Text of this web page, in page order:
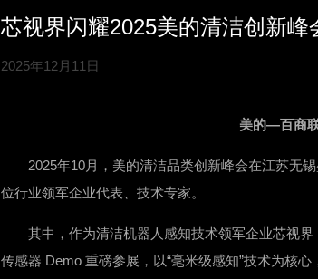
芯视界闪耀2025美的清洁创新峰
2025年12月11日
美的—百商
2025年10月，美的清洁品类创新峰会在江苏无
位行业领军企业代表、技术专家。
其中，作为清洁机器人感知技术领军企业芯视
传感器 Demo 重磅参展，以“毫米级感知”技术为核